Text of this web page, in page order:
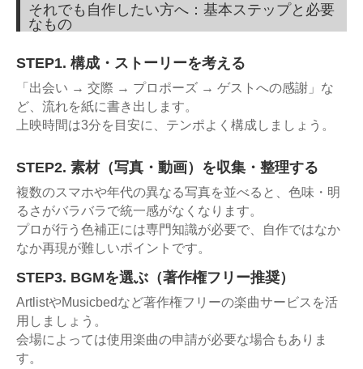
それでも自作したい方へ：基本ステップと必要
なもの
STEP1. 構成・ストーリーを考える
「出会い → 交際 → プロポーズ → ゲストへの感謝」な
ど、流れを紙に書き出します。
上映時間は3分を目安に、テンポよく構成しましょう。
STEP2. 素材（写真・動画）を収集・整理する
複数のスマホや年代の異なる写真を並べると、色味・明
るさがバラバラで統一感がなくなります。
プロが行う色補正には専門知識が必要で、自作ではなか
なか再現が難しいポイントです。
STEP3. BGMを選ぶ（著作権フリー推奨）
ArtlistやMusicbedなど著作権フリーの楽曲サービスを活
用しましょう。
会場によっては使用楽曲の申請が必要な場合もありま
す。